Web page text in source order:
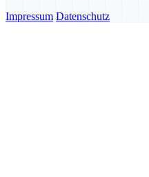
Impressum Datenschutz